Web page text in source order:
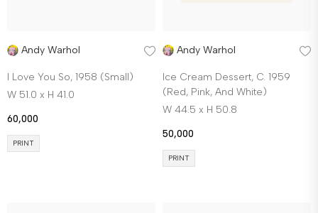
Andy Warhol
I Love You So, 1958 (Small)
W 51.0 x H 41.0
60,000
PRINT
Andy Warhol
Ice Cream Dessert, C. 1959
(Red, Pink, And White)
W 44.5 x H 50.8
50,000
PRINT